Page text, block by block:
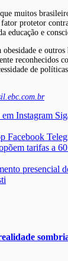
muitos
protetor
educação e
e
reconhecidos
de
em Instagram
Facebook
tarifas a
presencial